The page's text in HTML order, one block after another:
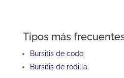
Tipos más
Bursitis de codo
Bursitis de rodilla